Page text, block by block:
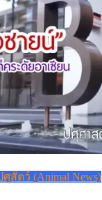
สัตว์ (Animal News)